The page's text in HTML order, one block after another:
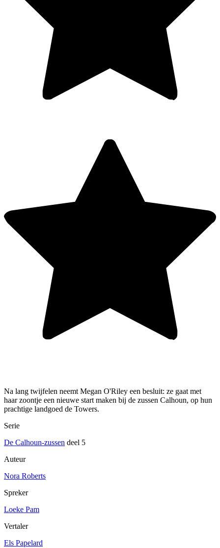
Na lang twijfelen neemt Megan O'Riley een besluit: ze gaat met
haar zoontje een nieuwe start maken bij de zussen Calhoun, op hun
prachtige landgoed de Towers.
Serie
De Calhoun-zussen deel 5
Auteur
Nora Roberts
Spreker
Loeke Pam
Vertaler
Els Papelard